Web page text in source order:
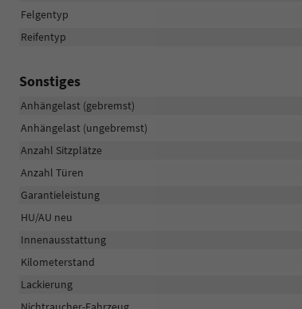
Felgentyp
Reifentyp
Sonstiges
Anhängelast (gebremst)
Anhängelast (ungebremst)
Anzahl Sitzplätze
Anzahl Türen
Garantieleistung
HU/AU neu
Innenausstattung
Kilometerstand
Lackierung